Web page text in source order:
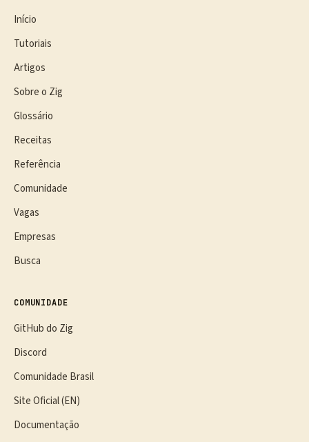
Início
Tutoriais
Artigos
Sobre o Zig
Glossário
Receitas
Referência
Comunidade
Vagas
Empresas
Busca
COMUNIDADE
GitHub do Zig
Discord
Comunidade Brasil
Site Oficial (EN)
Documentação